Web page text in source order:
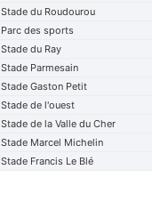
Stade du Roudourou
Parc des sports
Stade du Ray
Stade Parmesain
Stade Gaston Petit
Stade de l'ouest
Stade de la Valle du Cher
Stade Marcel Michelin
Stade Francis Le Blé